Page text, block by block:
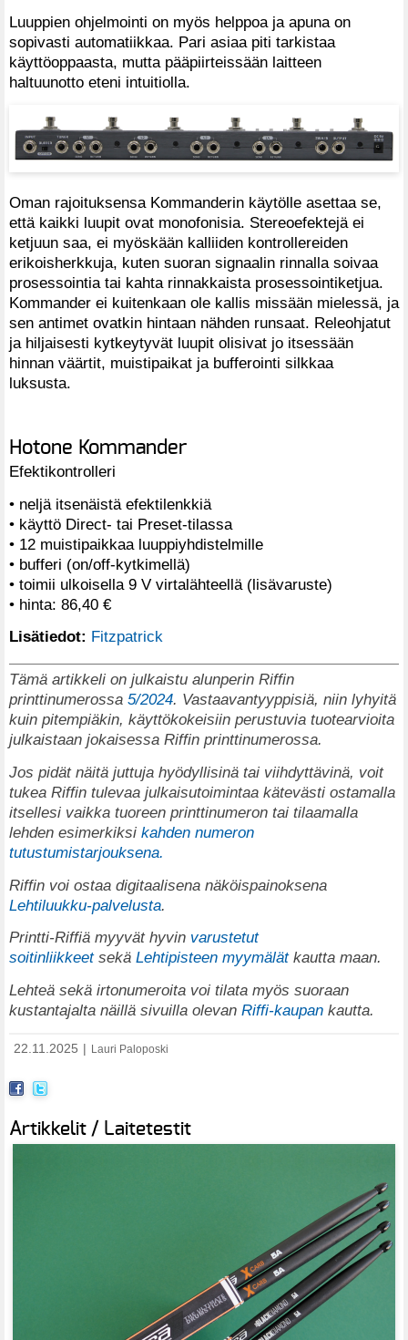
Luuppien ohjelmointi on myös helppoa ja apuna on
sopivasti automatiikkaa. Pari asiaa piti tarkistaa
käyttöoppaasta, mutta pääpiirteissään laitteen
haltuunotto eteni intuitiolla.
Oman rajoituksensa Kommanderin käytölle asettaa se,
että kaikki luupit ovat monofonisia. Stereoefektejä ei
ketjuun saa, ei myöskään kalliiden kontrollereiden
erikoisherkkuja, kuten suoran signaalin rinnalla soivaa
prosessointia tai kahta rinnakkaista prosessointiketjua.
Kommander ei kuitenkaan ole kallis missään mielessä, ja
sen antimet ovatkin hintaan nähden runsaat. Releohjatut
ja hiljaisesti kytkeytyvät luupit olisivat jo itsessään
hinnan väärtit, muistipaikat ja bufferointi silkkaa
luksusta.
Hotone Kommander
Efektikontrolleri
• neljä itsenäistä efektilenkkiä
• käyttö Direct- tai Preset-tilassa
• 12 muistipaikkaa luuppiyhdistelmille
• bufferi (on/off-kytkimellä)
• toimii ulkoisella 9 V virtalähteellä (lisävaruste)
• hinta: 86,40 €
Lisätiedot: Fitzpatrick
Tämä artikkeli on julkaistu alunperin Riffin
printtinumerossa 5/2024. Vastaavantyyppisiä, niin lyhyitä
kuin pitempiäkin, käyttökokeisiin perustuvia tuotearvioita
julkaistaan jokaisessa Riffin printtinumerossa.
Jos pidät näitä juttuja hyödyllisinä tai viihdyttävinä, voit
tukea Riffin tulevaa julkaisutoimintaa kätevästi ostamalla
itsellesi vaikka tuoreen printtinumeron tai tilaamalla
lehden esimerkiksi kahden numeron
tutustumistarjouksena.
Riffin voi ostaa digitaalisena näköispainoksena
Lehtiluukku-palvelusta.
Printti-Riffiä myyvät hyvin varustetut
soitinliikkeet sekä Lehtipisteen myymälätkautta maan.
Lehteä sekä irtonumeroita voi tilata myös suoraan
kustantajalta näillä sivuilla olevan Riffi-kaupan kautta.
22.11.2025 | Lauri Paloposki
Artikkelit / Laitetestit